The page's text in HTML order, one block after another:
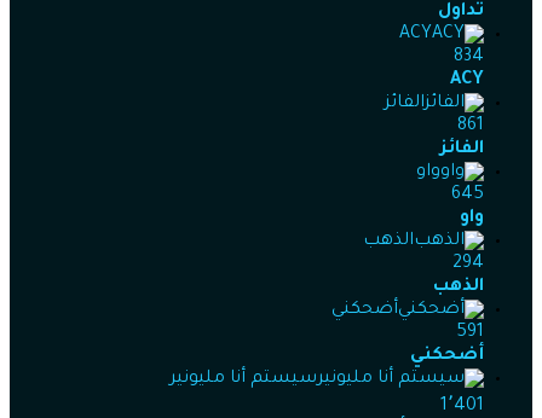
تداول
ACY
834
ACY
الفائز
861
الفائز
واو
645
واو
الذهب
294
الذهب
أضحكني
591
أضحكني
سيستم أنا مليونير
1٬401